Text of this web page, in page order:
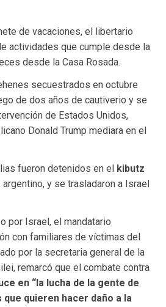
de vacaciones, el libertario
actividades que cumple desde la
desde la Casa Rosada.
secuestrados en octubre
de dos años de cautiverio y se
de Estados Unidos,
Donald Trump mediara en el
fueron detenidos en el kibutz
argentino, y se trasladaron a Israel
por Israel, el mandatario
con familiares de víctimas del
por la secretaria general de la
remarcó que el combate contra
en “la lucha de la gente de
quieren hacer daño a la